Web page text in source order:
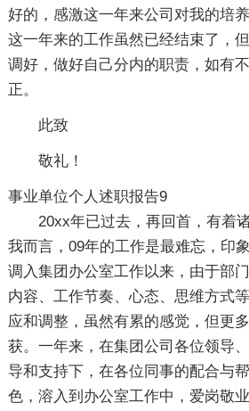
好的，感激这一年来公司对我的培
这一年来的工作虽然已经结束了，
调好，做好自己分内的职责，如有
正。
此致
敬礼！
事业单位个人述职报告9
20xx年已过去，再回首，有着
我而言，09年的工作是最难忘，印
调入集团办公室工作以来，由于部
内容、工作节奏、心态、思维方式
应和调整，虽然有累的感觉，但更
获。一年来，在集团公司各位领导
导和支持下，在各位同事的配合与
色，溶入到办公室工作中，爱岗敬